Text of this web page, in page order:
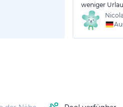
weniger
Nicola